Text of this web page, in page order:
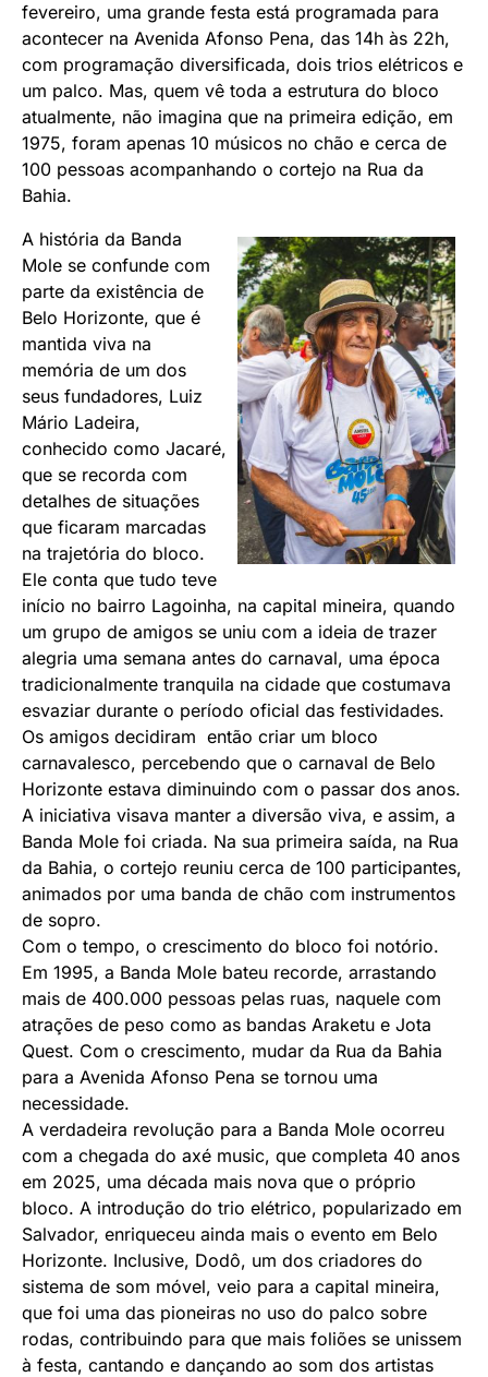
fevereiro, uma grande festa está programada para
acontecer na Avenida Afonso Pena, das 14h às 22h,
com programação diversificada, dois trios elétricos e
um palco. Mas, quem vê toda a estrutura do bloco
atualmente, não imagina que na primeira edição, em
1975, foram apenas 10 músicos no chão e cerca de
100 pessoas acompanhando o cortejo na Rua da
Bahia.
A história da Banda
Mole se confunde com
parte da existência de
Belo Horizonte, que é
mantida viva na
memória de um dos
seus fundadores, Luiz
Mário Ladeira,
conhecido como Jacaré,
que se recorda com
detalhes de situações
que ficaram marcadas
na trajetória do bloco.
Ele conta que tudo teve
início no bairro Lagoinha, na capital mineira, quando
um grupo de amigos se uniu com a ideia de trazer
alegria uma semana antes do carnaval, uma época
tradicionalmente tranquila na cidade que costumava
esvaziar durante o período oficial das festividades.
Os amigos decidiram então criar um bloco
carnavalesco, percebendo que o carnaval de Belo
Horizonte estava diminuindo com o passar dos anos.
A iniciativa visava manter a diversão viva, e assim, a
Banda Mole foi criada. Na sua primeira saída, na Rua
da Bahia, o cortejo reuniu cerca de 100 participantes,
animados por uma banda de chão com instrumentos
de sopro.
Com o tempo, o crescimento do bloco foi notório.
Em 1995, a Banda Mole bateu recorde, arrastando
mais de 400.000 pessoas pelas ruas, naquele com
atrações de peso como as bandas Araketu e Jota
Quest. Com o crescimento, mudar da Rua da Bahia
para a Avenida Afonso Pena se tornou uma
necessidade.
A verdadeira revolução para a Banda Mole ocorreu
com a chegada do axé music, que completa 40 anos
em 2025, uma década mais nova que o próprio
bloco. A introdução do trio elétrico, popularizado em
Salvador, enriqueceu ainda mais o evento em Belo
Horizonte. Inclusive, Dodô, um dos criadores do
sistema de som móvel, veio para a capital mineira,
que foi uma das pioneiras no uso do palco sobre
rodas, contribuindo para que mais foliões se unissem
à festa, cantando e dançando ao som dos artistas